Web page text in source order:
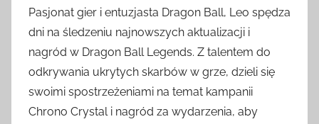
Pasjonat gier i entuzjasta Dragon Ball, Leo spędza
dni na śledzeniu najnowszych aktualizacji i
nagród w Dragon Ball Legends. Z talentem do
odkrywania ukrytych skarbów w grze, dzieli się
swoimi spostrzeżeniami na temat kampanii
Chrono Crystal i nagród za wydarzenia, aby